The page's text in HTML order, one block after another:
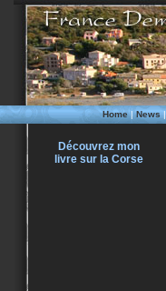
Home|News|
Découvrez mon
livre sur la Corse